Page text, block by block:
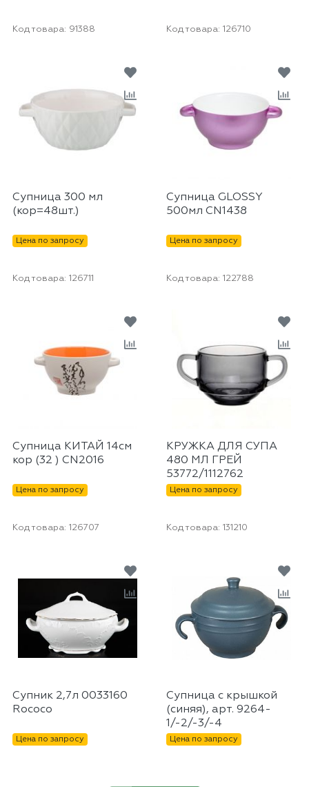
Код товара: 91388
Супница 300 мл
(кор=48шт.)
Цена по запросу
Код товара: 126710
Супница GLOSSY
500мл CN1438
Цена по запросу
Код товара: 126711
Супница КИТАЙ 14см
кор (32 ) CN2016
Цена по запросу
Код товара: 122788
КРУЖКА ДЛЯ СУПА
480 МЛ ГРЕЙ
53772/1112762
Цена по запросу
Код товара: 126707
Супник 2,7л 0033160
Rococo
Цена по запросу
Код товара: 131210
Супница с крышкой
(синяя), арт. 9264-
1/-2/-3/-4
Цена по запросу